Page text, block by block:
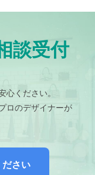
談受付
ください。
ロのデザイナーが
さい